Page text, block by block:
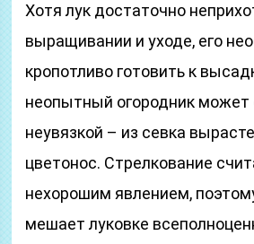
Хотя лук достаточно
выращивании и уходе, его
кропотливо готовить к
неопытный огородник может
неувязкой – из севка
цветонос. Стрелкование
нехорошим явлением,
мешает луковке